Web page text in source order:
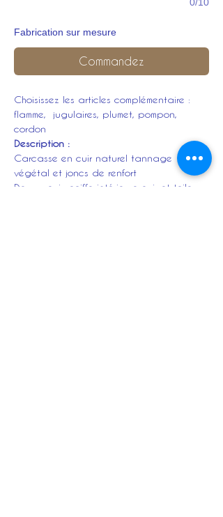
Fabrication sur mesure
Commandez
Choisissez les articles complémentaire :
flamme, jugulaires, plumet, pompon,
cordon
Description :
Carcasse en cuir naturel tannage
végétal et joncs de renfort
Dessus cuir, coiffe intérieure cuir et toile